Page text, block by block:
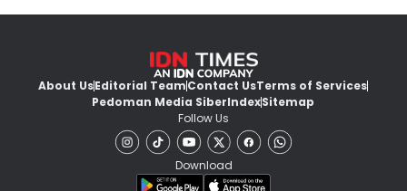
About UsEditorial TeamContact UsTerms of Services
Pedoman Media SiberIndexSitemap
Follow Us
Download